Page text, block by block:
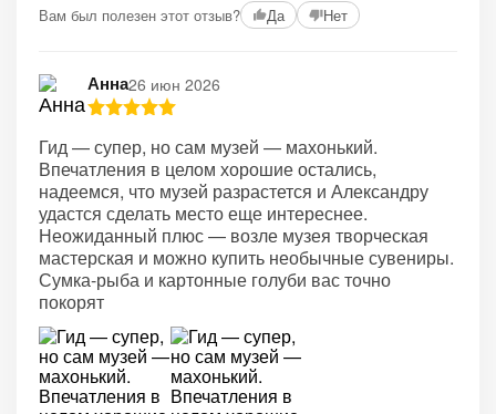
Вам был полезен этот отзыв? Да Нет
Анна26 июн 2026
Гид — супер, но сам музей — махонький.
Впечатления в целом хорошие остались,
надеемся, что музей разрастется и Александру
удастся сделать место еще интереснее.
Неожиданный плюс — возле музея творческая
мастерская и можно купить необычные сувениры.
Сумка-рыба и картонные голуби вас точно
покорят